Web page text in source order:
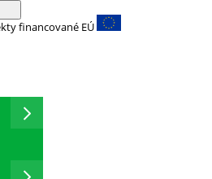
financované EÚ